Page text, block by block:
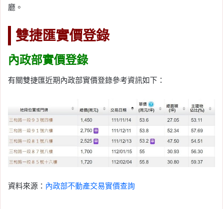
廳。
雙捷匯實價登錄
內政部實價登錄
有關雙捷匯近期內政部實價登錄參考資訊如下：
資料來源： 內政部不動產交易實價查詢